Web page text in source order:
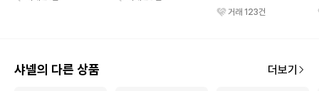
거래 123건
샤넬의 다른 상품 더보기